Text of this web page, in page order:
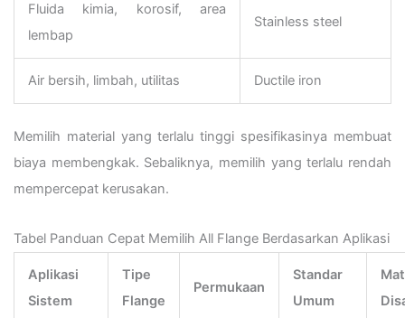
Fluida kimia, korosif, area
lembap
Stainless steel
Air bersih, limbah, utilitas Ductile iron
Memilih material yang terlalu tinggi spesifikasinya membuat
biaya membengkak. Sebaliknya, memilih yang terlalu rendah
mempercepat kerusakan.
Tabel Panduan Cepat Memilih All Flange Berdasarkan Aplikasi
Aplikasi
Sistem
Tipe
Flange
Permukaan
Standar
Umum